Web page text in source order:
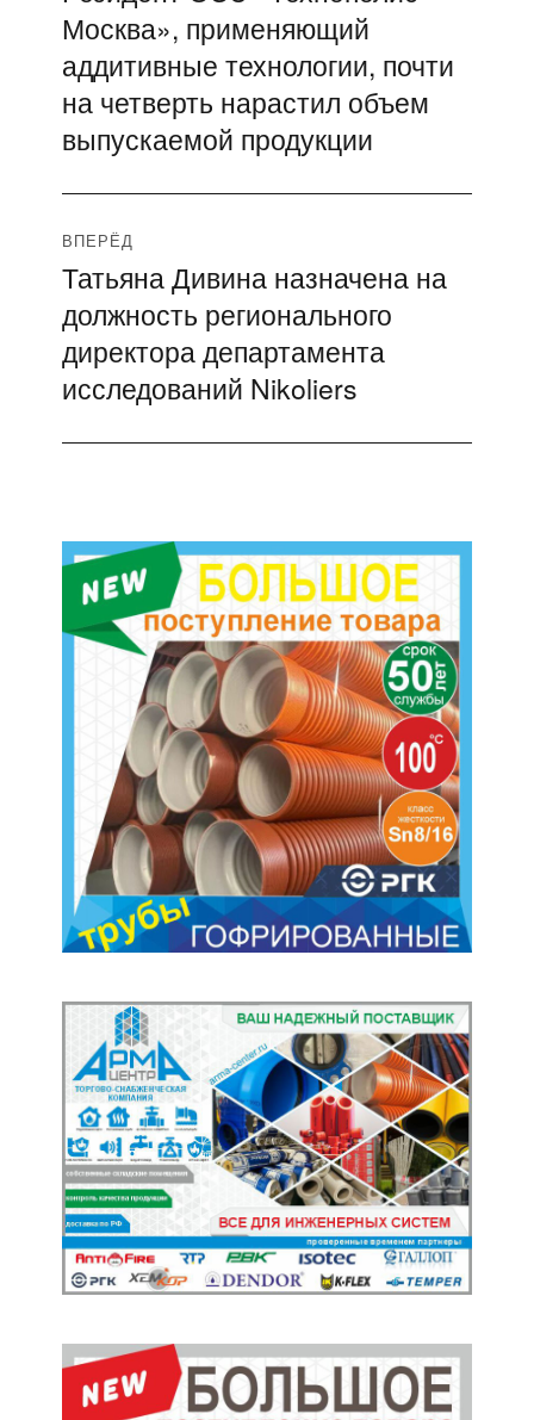
записям
запись:
Москва», применяющий
аддитивные технологии, почти
на четверть нарастил объем
выпускаемой продукции
ВПЕРЁД
Следующая
запись:
Татьяна Дивина назначена на
должность регионального
директора департамента
исследований Nikoliers